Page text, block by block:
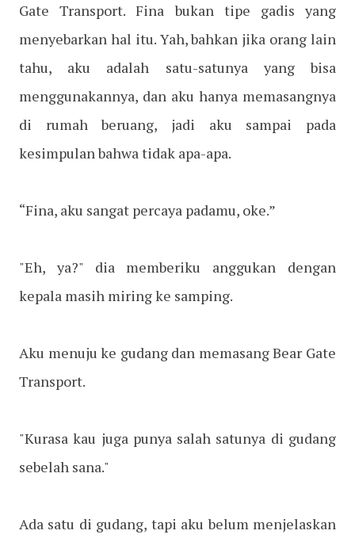
Gate Transport. Fina bukan tipe gadis yang
menyebarkan hal itu. Yah, bahkan jika orang lain
tahu, aku adalah satu-satunya yang bisa
menggunakannya, dan aku hanya memasangnya
di rumah beruang, jadi aku sampai pada
kesimpulan bahwa tidak apa-apa.
“Fina, aku sangat percaya padamu, oke.”
"Eh, ya?" dia memberiku anggukan dengan
kepala masih miring ke samping.
Aku menuju ke gudang dan memasang Bear Gate
Transport.
"Kurasa kau juga punya salah satunya di gudang
sebelah sana."
Ada satu di gudang, tapi aku belum menjelaskan